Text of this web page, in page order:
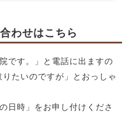
わせはこちら
です。」と電話に出ますの
たいのですが」とおっしゃ
日時」をお申し付けくださ